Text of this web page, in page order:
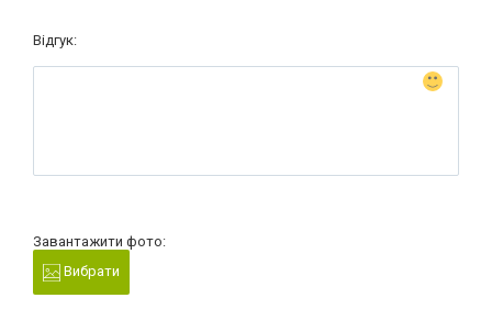
Відгук:
Завантажити фото:
Вибрати